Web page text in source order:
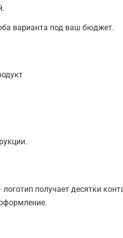
варианта под ваш бюджет.
получает десятки